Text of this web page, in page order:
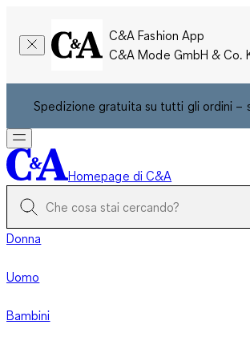
C&A Fashion App
C&A Mode GmbH & Co.
Spedizione gratuita su tutti gli ordini –
Homepage di C&A
Donna
Uomo
Bambini